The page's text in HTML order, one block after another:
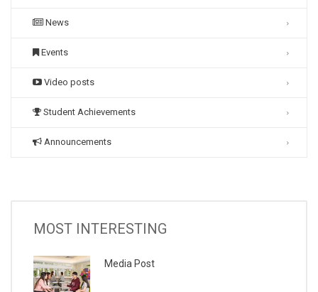
News
Events
Video posts
Student Achievements
Announcements
MOST INTERESTING
Media Post